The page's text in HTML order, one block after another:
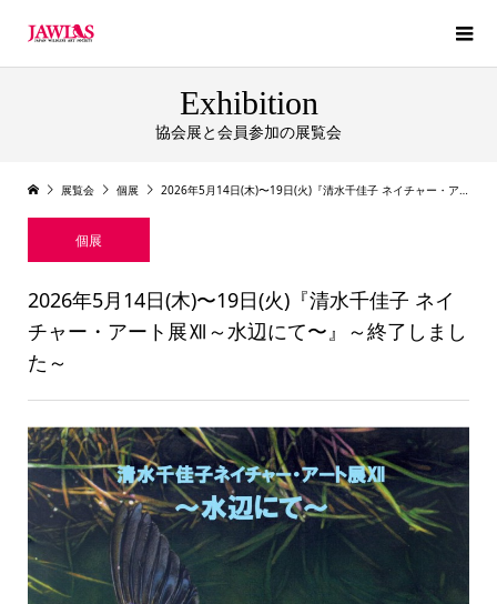
Exhibition
協会展と会員参加の展覧会
展覧会 個展 2026年5月14日(木)〜19日(火)『清水千佳子 ネイチャー・アート展Ⅻ～水辺にて〜』～終了しました～
個展
2026年5月14日(木)〜19日(火)『清水千佳子 ネイ
チャー・アート展Ⅻ～水辺にて〜』～終了しまし
た～